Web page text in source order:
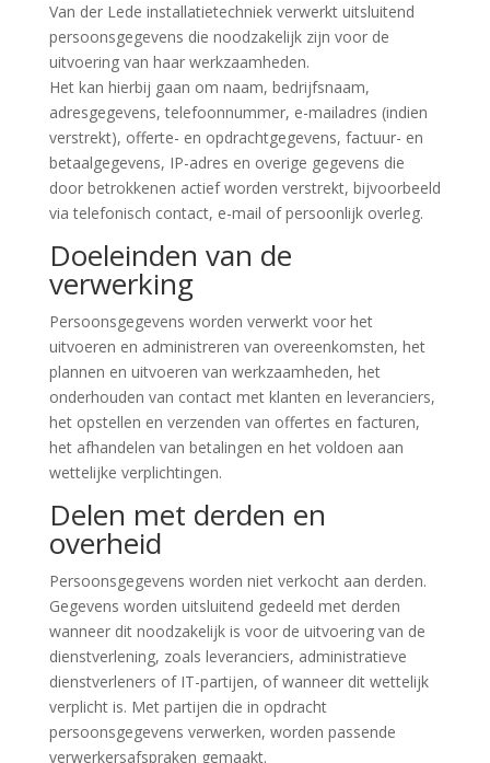
Van der Lede installatietechniek verwerkt uitsluitend
persoonsgegevens die noodzakelijk zijn voor de
uitvoering van haar werkzaamheden.
Het kan hierbij gaan om naam, bedrijfsnaam,
adresgegevens, telefoonnummer, e-mailadres (indien
verstrekt), offerte- en opdrachtgegevens, factuur- en
betaalgegevens, IP-adres en overige gegevens die
door betrokkenen actief worden verstrekt, bijvoorbeeld
via telefonisch contact, e-mail of persoonlijk overleg.
Doeleinden van de
verwerking
Persoonsgegevens worden verwerkt voor het
uitvoeren en administreren van overeenkomsten, het
plannen en uitvoeren van werkzaamheden, het
onderhouden van contact met klanten en leveranciers,
het opstellen en verzenden van offertes en facturen,
het afhandelen van betalingen en het voldoen aan
wettelijke verplichtingen.
Delen met derden en
overheid
Persoonsgegevens worden niet verkocht aan derden.
Gegevens worden uitsluitend gedeeld met derden
wanneer dit noodzakelijk is voor de uitvoering van de
dienstverlening, zoals leveranciers, administratieve
dienstverleners of IT-partijen, of wanneer dit wettelijk
verplicht is. Met partijen die in opdracht
persoonsgegevens verwerken, worden passende
verwerkersafspraken gemaakt.